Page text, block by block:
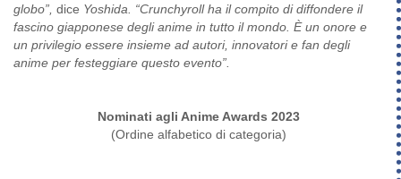
globo”, dice Yoshida. “Crunchyroll ha il compito di diffondere il
fascino giapponese degli anime in tutto il mondo. È un onore e
un privilegio essere insieme ad autori, innovatori e fan degli
anime per festeggiare questo evento”.
Nominati agli Anime Awards 2023
(Ordine alfabetico di categoria)